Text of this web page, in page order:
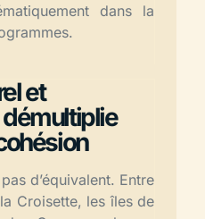
dans la
et
d’équivalent. Entre
Croisette, les îles de